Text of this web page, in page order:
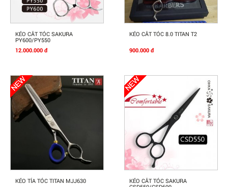
Mua Ngay
KÉO CẮT TÓC SAKURA
PY600/PY550
12.000.000 đ
Mua Ngay
KÉO CẮT TÓC 8.0 TITAN T2
900.000 đ
Mua Ngay
KÉO TỈA TÓC TITAN MJJ630 Mua Ngay
KÉO CẮT TÓC SAKURA